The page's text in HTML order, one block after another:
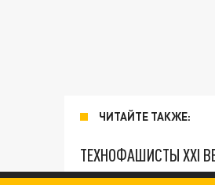
ЧИТАЙТЕ ТАКЖЕ:
ТЕХНОФАШИСТЫ XXI